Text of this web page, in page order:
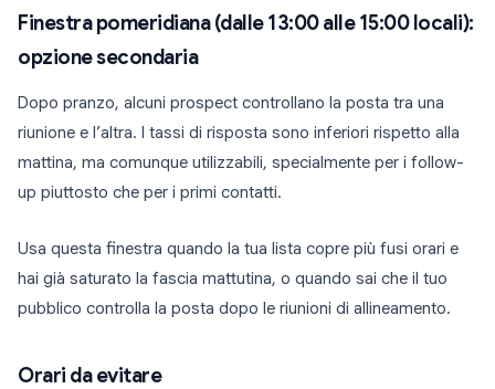
Finestra pomeridiana (dalle 13:00 alle 15:00 locali):
opzione secondaria
Dopo pranzo, alcuni prospect controllano la posta tra una
riunione e l’altra. I tassi di risposta sono inferiori rispetto alla
mattina, ma comunque utilizzabili, specialmente per i follow-
up piuttosto che per i primi contatti.
Usa questa finestra quando la tua lista copre più fusi orari e
hai già saturato la fascia mattutina, o quando sai che il tuo
pubblico controlla la posta dopo le riunioni di allineamento.
Orari da evitare